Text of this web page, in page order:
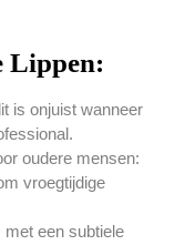
Lippen:
is onjuist wanneer
oudere mensen:
vroegtijdige
met een subtiele